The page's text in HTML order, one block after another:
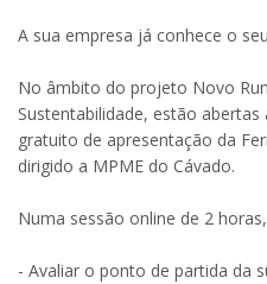
A sua empresa já conhece o
No âmbito do projeto Novo
Sustentabilidade, estão
gratuito de apresentação da
dirigido a MPME do Cávado.
Numa sessão online de 2
- Avaliar o ponto de partida da